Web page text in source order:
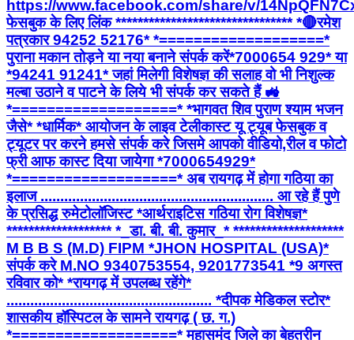
https://www.facebook.com/share/v/
फेसबुक के लिए लिंक ******************************** *🔴रमेश
पत्रकार 94252 52176* *===================*
पुराना मकान तोड़ने या नया बनाने संपर्क करें*7000654 929* या
*94241 91241* जहां मिलेगी विशेषज्ञ की सलाह वो भी निशुल्क
मल्बा उठाने व पाटने के लिये भी संपर्क कर सकते हैं 🚜
*===================* *भागवत शिव पुराण श्याम भजन
जैसे* *धार्मिक* आयोजन के लाइव टेलीकास्ट यू ट्यूब फेसबुक व
ट्यूटर पर करने हमसे संपर्क करे जिसमे आपको वीडियो,रील व फोटो
फ्री आफ कास्ट दिया जायेगा *7000654929*
*===================* अब रायगढ़ में होगा गठिया का
इलाज ........................................................... आ रहे हैं पुणे
के प्रसिद्ध रुमेटोलॉजिस्ट *आर्थराइटिस गठिया रोग विशेषज्ञ*
******************* *_डा. बी. बी. कुमार_* ********************
M B B S (M.D) FIPM *JHON HOSPITAL (USA)*
संपर्क करे M.NO 9340753554, 9201773541 *9 अगस्त
रविवार को* *रायगढ़ में उपलब्ध रहेंगे*
.................................................... *दीपक मेडिकल स्टोर*
शासकीय हॉस्पिटल के सामने रायगढ़ ( छ. ग.)
*===================* महासमुंद जिले का बेहतरीन